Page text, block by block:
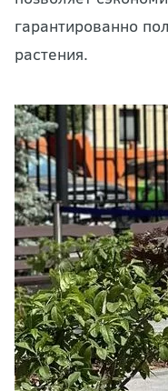
гарантированно
растения.